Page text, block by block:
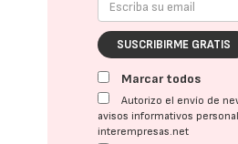
SUSCRIBIRME GRATIS
Marcar todos
Autorizo el envío de
avisos informativos
interempresas.net